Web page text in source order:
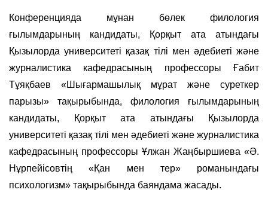
Конференцияда мұнан бөлек филология
ғылымдарының кандидаты, Қорқыт ата атындағы
Қызылорда университеті қазақ тілі мен әдебиеті және
журналистика кафедрасының профессоры Ғабит
Тұяқбаев «Шығармашылық мұрат және суреткер
парызы» тақырыбында, филология ғылымдарының
кандидаты, Қорқыт ата атындағы Қызылорда
университеті қазақ тілі мен әдебиеті және журналистика
кафедрасының профессоры Ұлжан Жаңбыршиева «Ә.
Нұрпейісовтің «Қан мен тер» романындағы
психологизм» тақырыбында баяндама жасады.